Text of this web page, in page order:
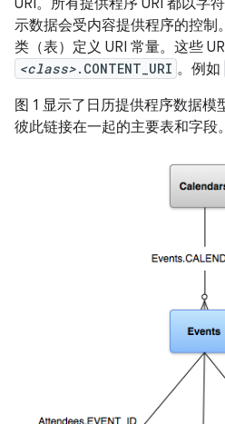
URI。所有提供程序 URI 都以字
示数据会受内容提供程序的控制
类（表）定义 URI 常量。这些
<class>.CONTENT_URI 。例如
图 1 显示了日历提供程序数据
彼此链接在一起的主要表和字段。